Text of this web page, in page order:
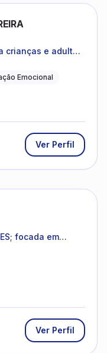
crianças e adultos
uma vida
Emocional
Ver Perfil
focada em
Ver Perfil